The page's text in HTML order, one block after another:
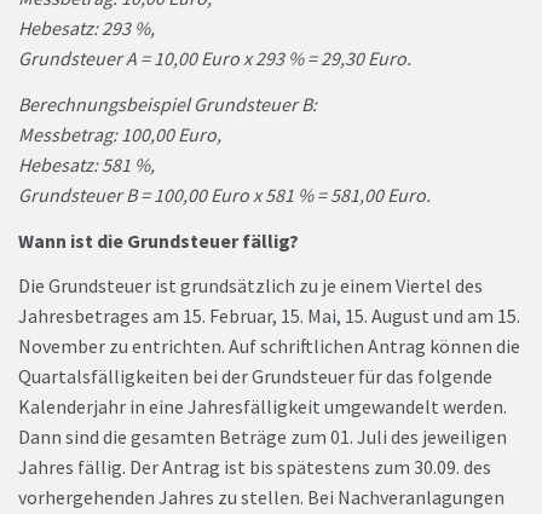
Hebesatz: 293 %,
Grundsteuer A = 10,00 Euro x 293 % = 29,30 Euro.
Berechnungsbeispiel Grundsteuer B:
Messbetrag: 100,00 Euro,
Hebesatz: 581 %,
Grundsteuer B = 100,00 Euro x 581 % = 581,00 Euro.
Wann ist die Grundsteuer fällig?
Die Grundsteuer ist grundsätzlich zu je einem Viertel des
Jahresbetrages am 15. Februar, 15. Mai, 15. August und am 15.
November zu entrichten. Auf schriftlichen Antrag können die
Quartalsfälligkeiten bei der Grundsteuer für das folgende
Kalenderjahr in eine Jahresfälligkeit umgewandelt werden.
Dann sind die gesamten Beträge zum 01. Juli des jeweiligen
Jahres fällig. Der Antrag ist bis spätestens zum 30.09. des
vorhergehenden Jahres zu stellen. Bei Nachveranlagungen